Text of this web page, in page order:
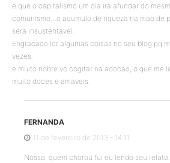
e que o capitalismo um dia ira afundar do
comunismo…o acumulo de riqueza na mao de
sera insustentavel.
Engracado ler algumas coisas no seu blog pq
vezes.
e muito nobre vc cogitar na adocao, o que me
muito doces e amaveis.
FERNANDA
11 de fevereiro de 2013 - 14:11
Nossa, quem chorou fui eu lendo seu